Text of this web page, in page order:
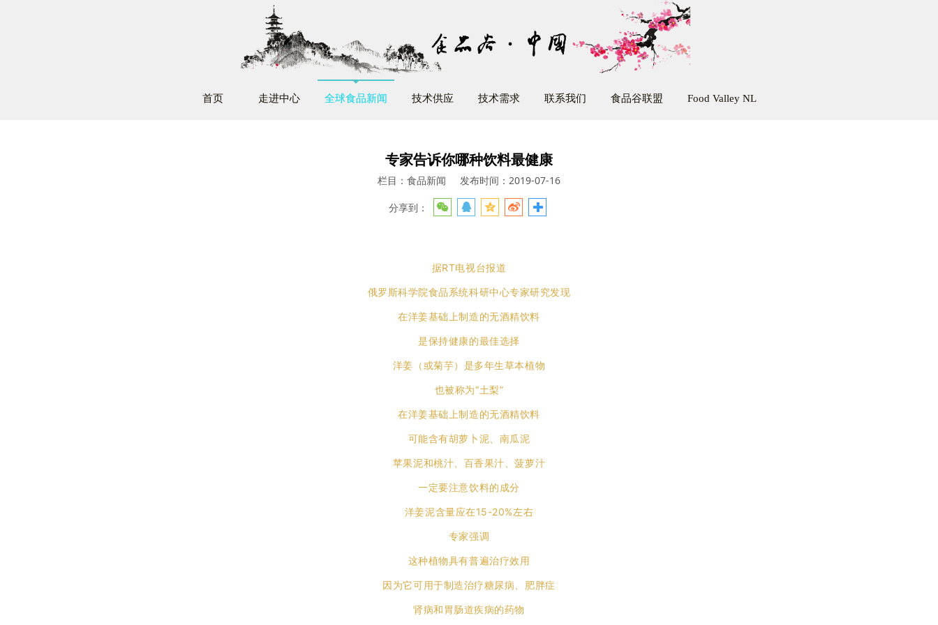
首页 走进中心 全球食品新闻 技术供应 技术需求 联系我们 食品谷联盟 Food Valley NL
专家告诉你哪种饮料最健康
栏目：食品新闻 发布时间：2019-07-16
分享到：
据RT电视台报道
俄罗斯科学院食品系统科研中心专家研究发现
在洋姜基础上制造的无酒精饮料
是保持健康的最佳选择
洋姜（或菊芋）是多年生草本植物
也被称为“土梨”
在洋姜基础上制造的无酒精饮料
可能含有胡萝卜泥、南瓜泥
苹果泥和桃汁、百香果汁、菠萝汁
一定要注意饮料的成分
洋姜泥含量应在15-20%左右
专家强调
这种植物具有普遍治疗效用
因为它可用于制造治疗糖尿病、肥胖症
肾病和胃肠道疾病的药物